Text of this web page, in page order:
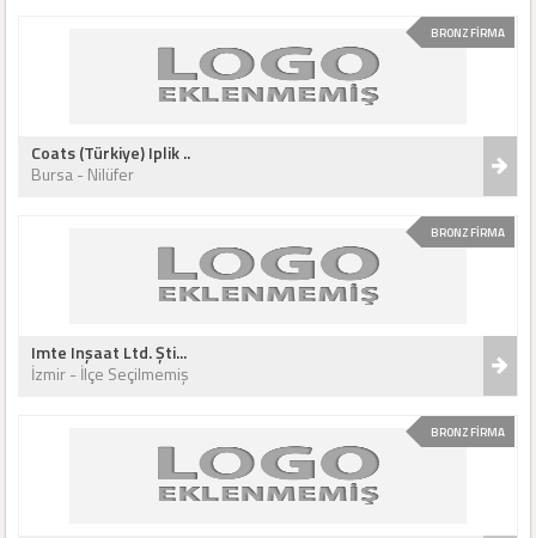
BRONZ FİRMA
Coats (Türkiye) Iplik ..
Bursa - Nilüfer
BRONZ FİRMA
Imte Inşaat Ltd. Şti...
İzmir - İlçe Seçilmemiş
BRONZ FİRMA